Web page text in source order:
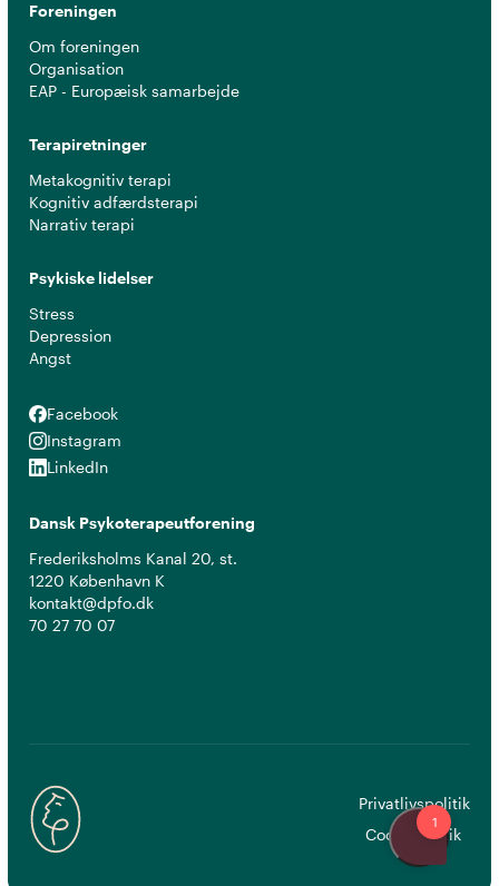
Foreningen
Om foreningen
Organisation
EAP - Europæisk samarbejde
Terapiretninger
Metakognitiv terapi
Kognitiv adfærdsterapi
Narrativ terapi
Psykiske lidelser
Stress
Depression
Angst
Facebook
Facebook
Instagram
Instagram
LinkedIn
LinkedIn
Dansk Psykoterapeutforening
Frederiksholms Kanal 20, st.
1220 København K
kontakt@dpfo.dk
70 27 70 07
Privatlivspolitik
Cookiepolitik